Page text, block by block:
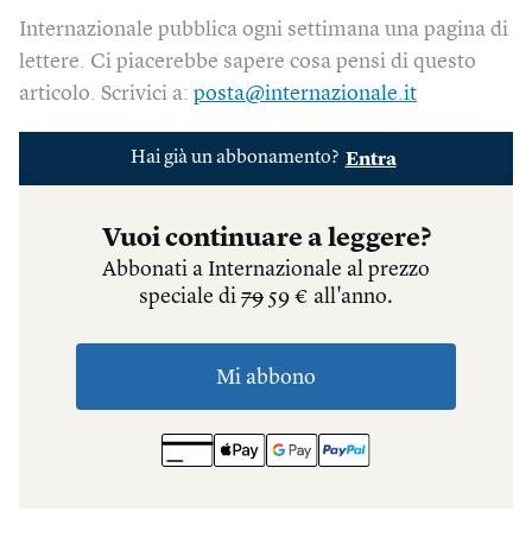
Internazionale pubblica ogni settimana una pagina di
lettere. Ci piacerebbe sapere cosa pensi di questo
articolo. Scrivici a: posta@internazionale.it